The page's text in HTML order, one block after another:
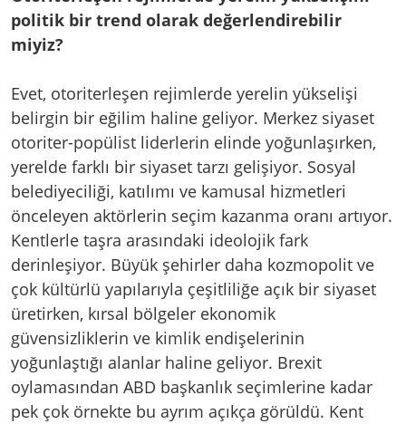
politik bir trend olarak değerlendirebilir
miyiz?
Evet, otoriterleşen rejimlerde yerelin yükselişi
belirgin bir eğilim haline geliyor. Merkez siyaset
otoriter-popülist liderlerin elinde yoğunlaşırken,
yerelde farklı bir siyaset tarzı gelişiyor. Sosyal
belediyeciliği, katılımı ve kamusal hizmetleri
önceleyen aktörlerin seçim kazanma oranı artıyor.
Kentlerle taşra arasındaki ideolojik fark
derinleşiyor. Büyük şehirler daha kozmopolit ve
çok kültürlü yapılarıyla çeşitliliğe açık bir siyaset
üretirken, kırsal bölgeler ekonomik
güvensizliklerin ve kimlik endişelerinin
yoğunlaştığı alanlar haline geliyor. Brexit
oylamasından ABD başkanlık seçimlerine kadar
pek çok örnekte bu ayrım açıkça görüldü. Kent